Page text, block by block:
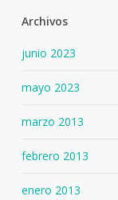
Archivos
junio 2023
mayo 2023
marzo 2013
febrero 2013
enero 2013